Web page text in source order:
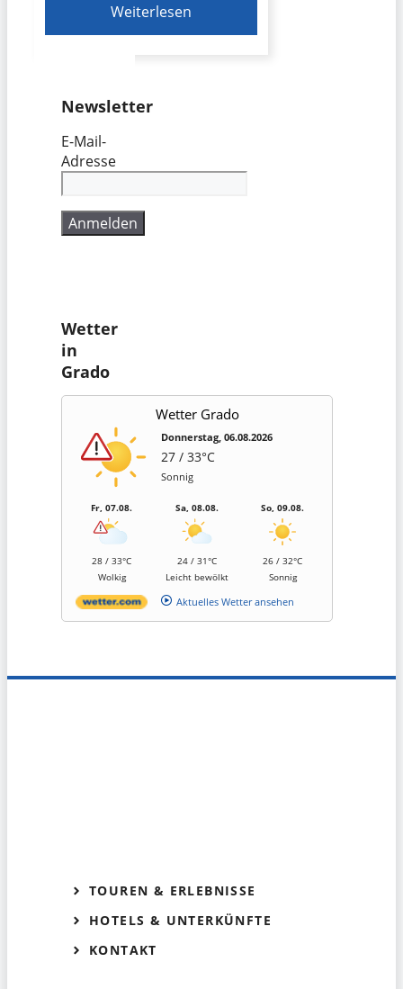
Weiterlesen
Newsletter
E-Mail-
Adresse
Wetter
in
Grado
Wetter Grado
Donnerstag, 06.08.2026
27 / 33°C
Sonnig
Fr, 07.08.
28 / 33°C
Wolkig
Sa, 08.08.
24 / 31°C
Leicht bewölkt
So, 09.08.
26 / 32°C
Sonnig
Aktuelles Wetter ansehen
TOUREN & ERLEBNISSE
HOTELS & UNTERKÜNFTE
KONTAKT